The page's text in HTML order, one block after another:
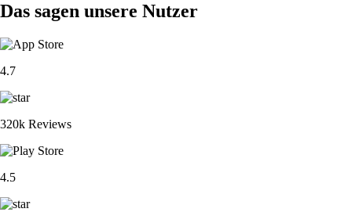
Das sagen unsere Nutzer
4.7
320k Reviews
4.5